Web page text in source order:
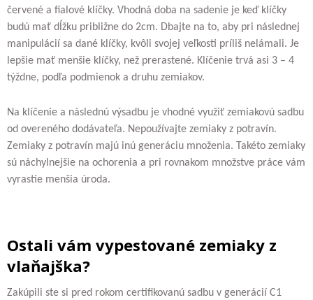
červené a fialové klíčky. Vhodná doba na sadenie je keď klíčky
budú mať dĺžku približne do 2cm. Dbajte na to, aby pri následnej
manipulácií sa dané klíčky, kvôli svojej veľkosti príliš nelámali. Je
lepšie mať menšie klíčky, než prerastené. Klíčenie trvá asi 3 – 4
týždne, podľa podmienok a druhu zemiakov.
Na klíčenie a následnú výsadbu je vhodné využiť zemiakovú sadbu
od overeného dodávateľa. Nepoužívajte zemiaky z potravín.
Zemiaky z potravín majú inú generáciu množenia. Takéto zemiaky
sú náchylnejšie na ochorenia a pri rovnakom množstve práce vám
vyrastie menšia úroda.
Ostali vám vypestované zemiaky z
vlaňajška?
Zakúpili ste si pred rokom certifikovanú sadbu v generácií C1